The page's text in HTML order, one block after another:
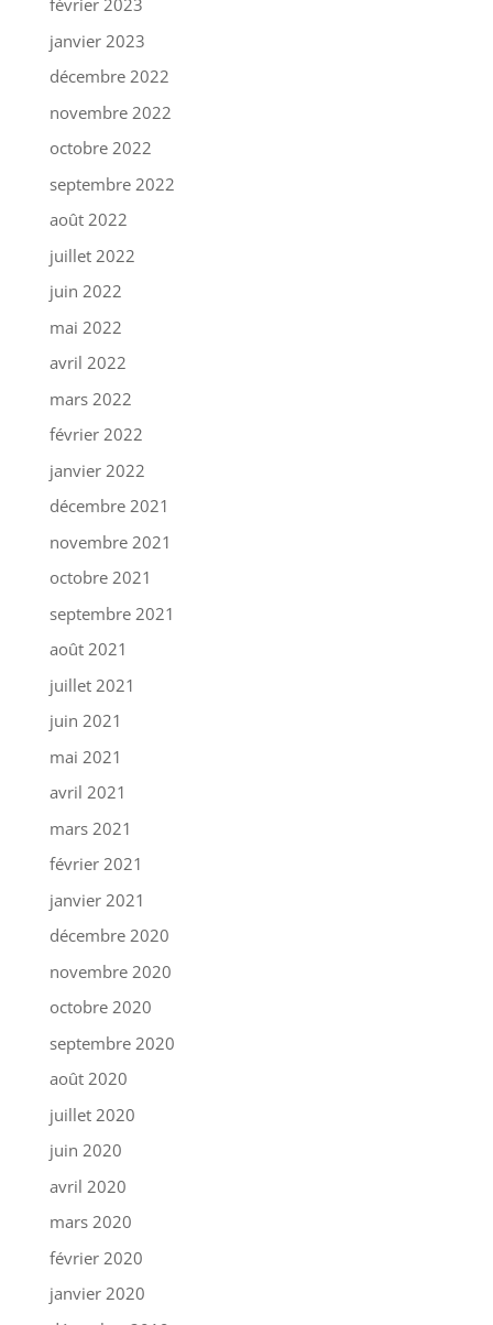
février 2023
janvier 2023
décembre 2022
novembre 2022
octobre 2022
septembre 2022
août 2022
juillet 2022
juin 2022
mai 2022
avril 2022
mars 2022
février 2022
janvier 2022
décembre 2021
novembre 2021
octobre 2021
septembre 2021
août 2021
juillet 2021
juin 2021
mai 2021
avril 2021
mars 2021
février 2021
janvier 2021
décembre 2020
novembre 2020
octobre 2020
septembre 2020
août 2020
juillet 2020
juin 2020
avril 2020
mars 2020
février 2020
janvier 2020